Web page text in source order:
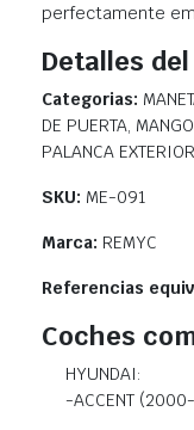
perfectamente
Detalles
Categorias:
DE PUERTA,
PALANCA EXTERIOR
SKU: ME-091
Marca: REMYC
Referencias
Coches
HYUNDAI:
-ACCENT